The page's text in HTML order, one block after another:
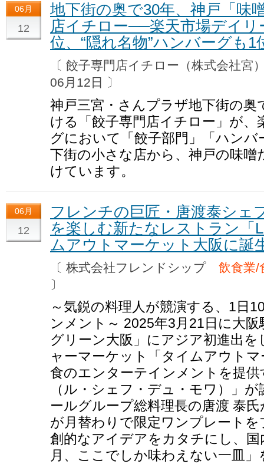
06月
12
地下街の奥で30年、神戸「味
店イチロー──楽天市場デイ
位、“隠れ名物”ハンバーグも1
〔 餃子専門店イチロー（株式会社
06月12日 〕
神戸三宮・さんプラザ地下街の
ける「餃子専門店イチロー」が
グにおいて「餃子部門」「ハン
下街の小さな店から、神戸の味噌
けています。
06月
12
フレンチの巨匠・唐渡泰シェ
を楽しむ新たなレストラン「
ムアウトマーケット大阪に誕
〔 株式会社フレンドシップ 飲食業/
〕
～気鋭の料理人が競演する、1日
ンメント～ 2025年3月21日に大
グリーン大阪」にアジア初進出
ャーマーケット「タイムアウト
食のエンターテインメントを提
（ル・シェフ・デュ・モワ）」
ールグループ総料理長の唐渡 泰
が月替わりで限定ワンプレート
創的なアイデアをカタチにし、
月、ここでしか味わえない一皿